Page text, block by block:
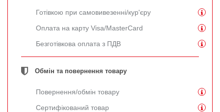
Готівкою при самовивезенні/кур'єру
Оплата на карту Visa/MasterCard
Безготівкова оплата з ПДВ
Обмін та повернення товару
Повернення/обмін товару
Сертифікований товар